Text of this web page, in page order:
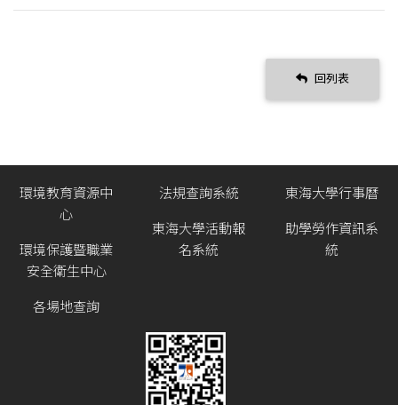
回列表
環境教育資源中
心
環境保護暨職業
安全衛生中心
各場地查詢
法規查詢系統
東海大學活動報
名系統
東海大學行事曆
助學勞作資訊系
統